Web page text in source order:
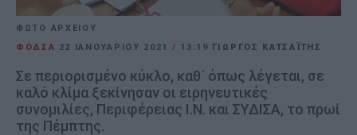
ΦΩΤΟ ΑΡΧΕΙΟΥ
ΦΟΔΣΑ 22 ΙΑΝΟΥΑΡΊΟΥ 2021 / 13:19 ΓΙΩΡΓΟΣ ΚΑΤΣΑΪΤΗΣ
Σε περιορισμένο κύκλο, καθ΄ όπως λέγεται, σε
καλό κλίμα ξεκίνησαν οι ειρηνευτικές
συνομιλίες, Περιφέρειας Ι.Ν. και ΣΥΔΙΣΑ, το πρωί
της Πέμπτης.